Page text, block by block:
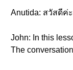
Anutida: สวัสดีค่
John: In this
The